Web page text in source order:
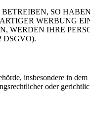
SO
WERBUNG
WERDEN IHRE
DSGVO).
insbesondere in
oder